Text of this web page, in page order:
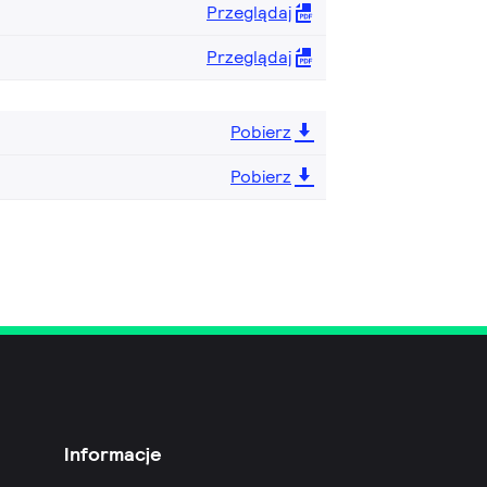
Przeglądaj
Przeglądaj
Pobierz
Pobierz
Informacje